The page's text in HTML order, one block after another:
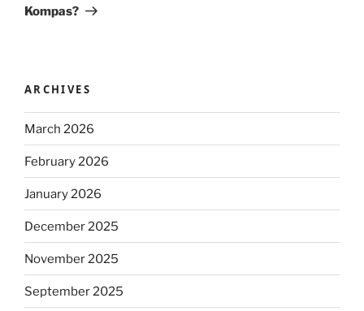
Kompas?
ARCHIVES
March 2026
February 2026
January 2026
December 2025
November 2025
September 2025